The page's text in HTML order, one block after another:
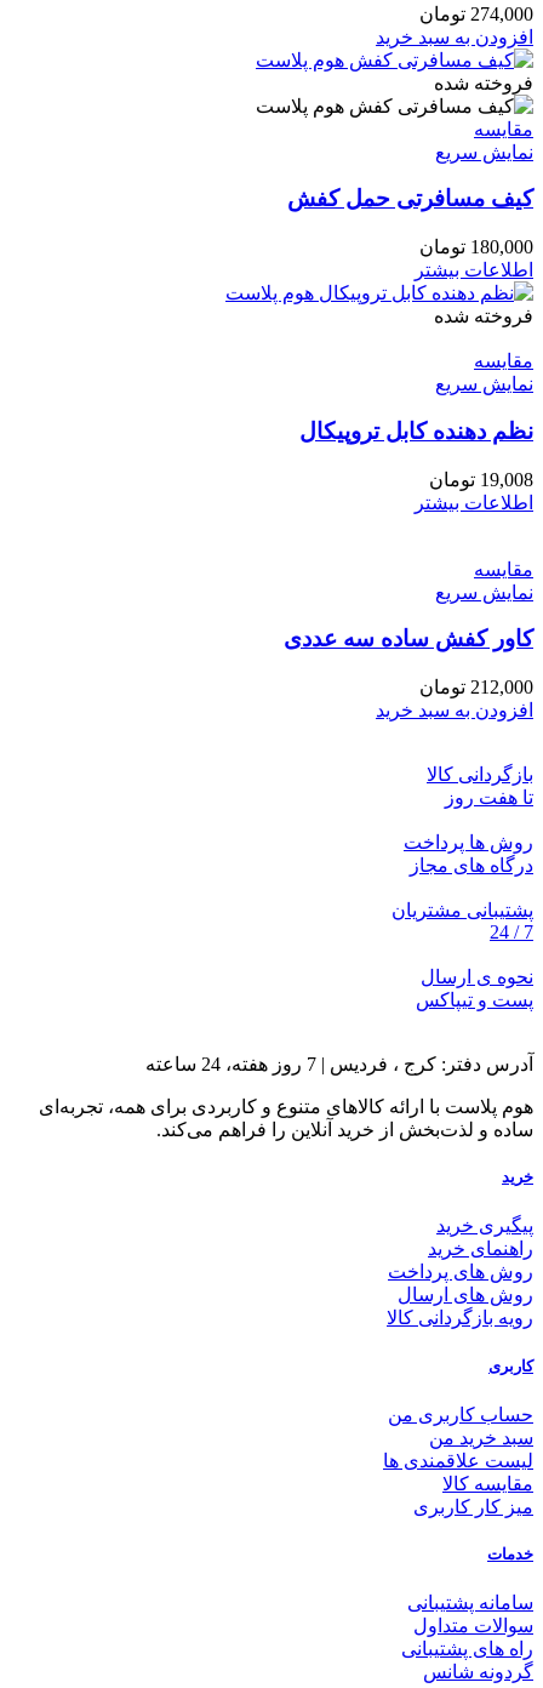
274,000 تومان
افزودن به سبد خرید
فروخته شده
مقايسه
نمایش سریع
کیف مسافرتی حمل کفش
180,000 تومان
اطلاعات بیشتر
فروخته شده
مقايسه
نمایش سریع
نظم دهنده کابل تروپیکال
19,008 تومان
اطلاعات بیشتر
مقايسه
نمایش سریع
کاور کفش ساده سه عددی
212,000 تومان
افزودن به سبد خرید
بازگردانی کالا
تا هفت روز
روش ها پرداخت
درگاه های مجاز
پشتیبانی مشتریان
7 / 24
نحوه ی ارسال
پست و تیپاکس
آدرس دفتر: کرج ، فردیس | 7 روز هفته، 24 ساعته
هوم پلاست با ارائه کالاهای متنوع و کاربردی برای همه، تجربه‌ای
ساده و لذت‌بخش از خرید آنلاین را فراهم می‌کند.
خرید
پیگیری خرید
راهنمای خرید
روش های پرداخت
روش های ارسال
رویه بازگردانی کالا
کاربری
حساب کاربری من
سبد خرید من
لیست علاقمندی ها
مقایسه کالا
میز کار کاربری
خدمات
سامانه پشتیبانی
سوالات متداول
راه های پشتیبانی
گردونه شانس